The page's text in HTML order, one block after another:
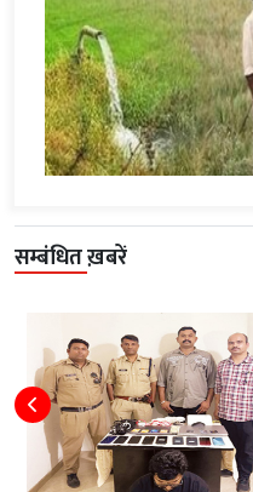
सम्बंधित ख़बरें